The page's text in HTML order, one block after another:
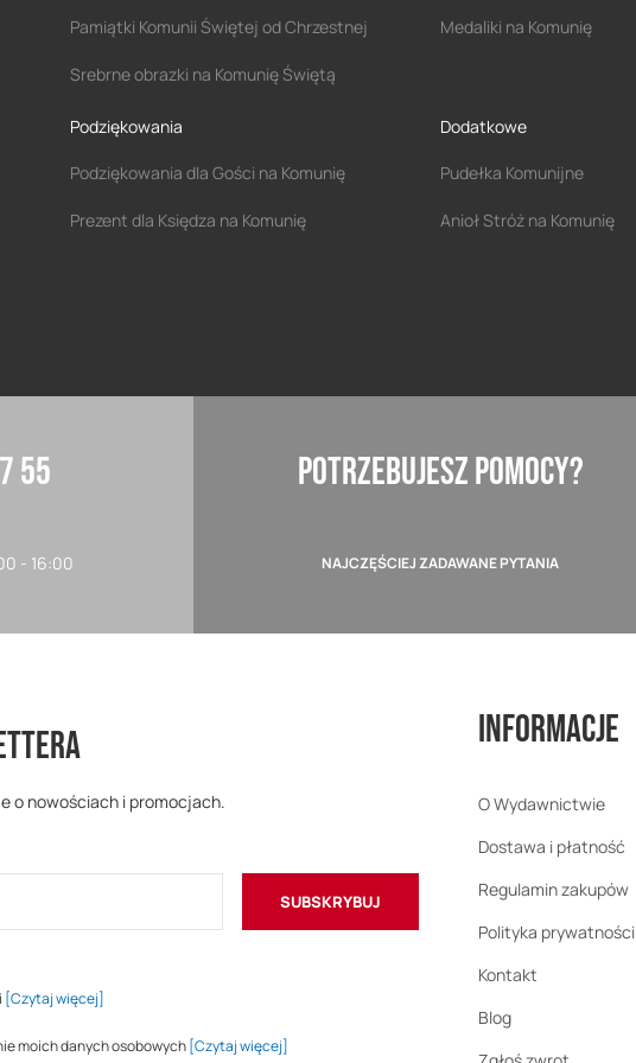
Pamiątki Komunii Świętej od Chrzestnej
Srebrne obrazki na Komunię Świętą
Medaliki na Komunię
Podziękowania
Podziękowania dla Gości na Komunię
Prezent dla Księdza na Komunię
Dodatkowe
Pudełka Komunijne
Anioł Stróż na Komunię
55
- 16:00
POTRZEBUJESZ POMOCY?
NAJCZĘŚCIEJ ZADAWANE PYTANIA
o nowościach i promocjach.
SUBSKRYBUJ
[Czytaj więcej]
moich danych osobowych[Czytaj więcej]
Informacje
O Wydawnictwie
Dostawa i płatność
Regulamin zakupów
Polityka prywatności
Kontakt
Blog